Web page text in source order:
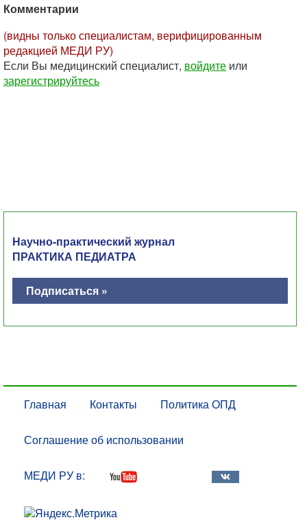
Комментарии
(видны только специалистам, верифицированным
редакцией МЕДИ РУ)
Если Вы медицинский специалист, войдите или
зарегистрируйтесь
Научно-практический журнал
ПРАКТИКА ПЕДИАТРА
Подписаться »
Главная Контакты Политика ОПД
Соглашение об использовании
МЕДИ РУ в: